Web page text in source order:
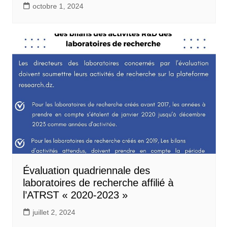
octobre 1, 2024
Évaluation quadriennale des
laboratoires de recherche affilié à
l’ATRST « 2020-2023 »
juillet 2, 2024